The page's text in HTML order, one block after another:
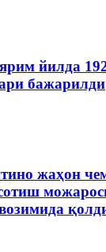
йилда
бажарилди
жаҳон